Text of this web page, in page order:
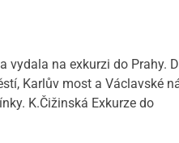
vydala na exkurzi do
Karlův most a Václavské
K.Čižinská Exkurze do